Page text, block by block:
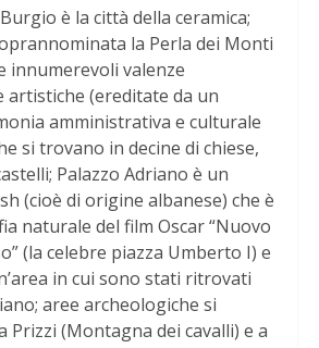
è la città della ceramica;
la Perla dei Monti
innumerevoli valenze
artistiche (ereditate da un
amministrativa e culturale
si trovano in decine di chiese,
Palazzo Adriano è un
(cioè di origine albanese) che è
naturale del film Oscar “Nuovo
(la celebre piazza Umberto I) e
in cui sono stati ritrovati
aree archeologiche si
Prizzi (Montagna dei cavalli) e a